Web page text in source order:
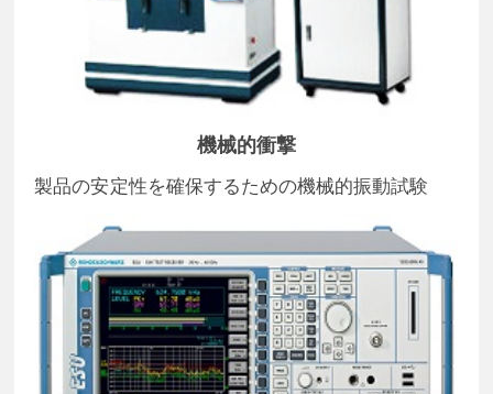
機械的衝撃
製品の安定性を確保するための機械的振動試験